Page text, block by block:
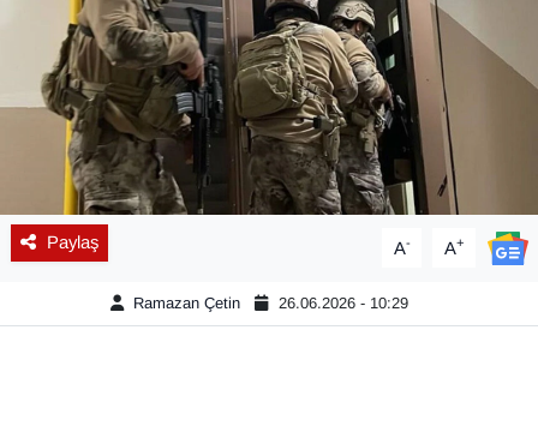
Paylaş A- A+
Ramazan Çetin 26.06.2026 - 10:29
EKONOMİ
Eleman
Emlak
En çok konuşulanlar
GENEL
Güncel